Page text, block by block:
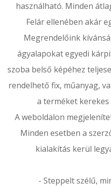
használható. Minden
Felár ellenében akár
Megrendelőink
ágyalapokat egyedi
szoba belső képéhez
rendelhető fix, műanyag,
a terméket
A weboldalon
Minden esetben a
kialakítás kerül
- Steppelt szélű,